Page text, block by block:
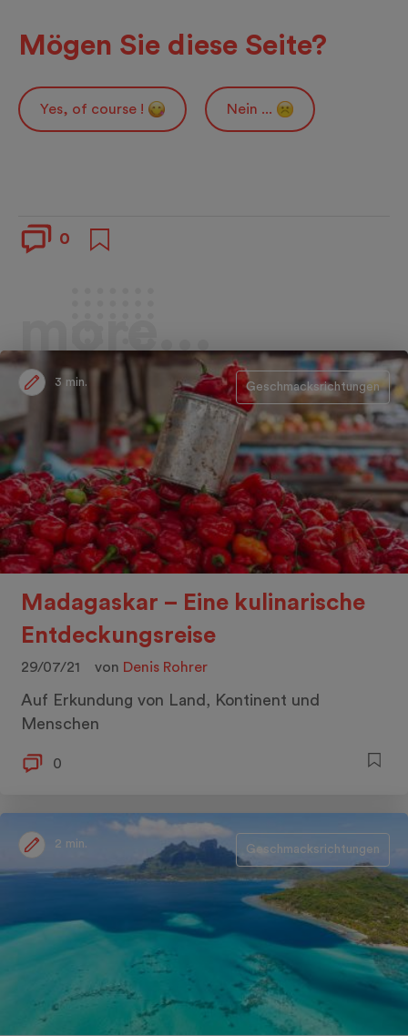
Mögen Sie diese Seite?
Yes, of course ! Nein ...
0
3 min. Geschmacksrichtungen
Madagaskar – Eine kulinarische
Entdeckungsreise
29/07/21 von Denis Rohrer
Auf Erkundung von Land, Kontinent und
Menschen
0
2 min. Geschmacksrichtungen